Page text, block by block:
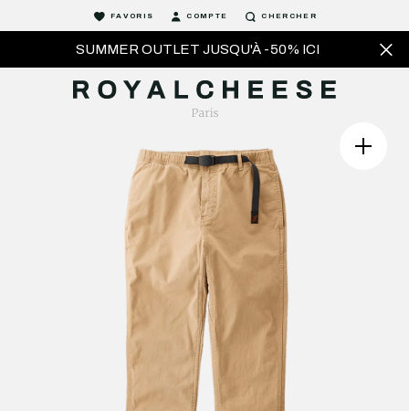
SUMMER OUTLET JUSQU'À -50% ICI
FAVORIS COMPTE CHERCHER